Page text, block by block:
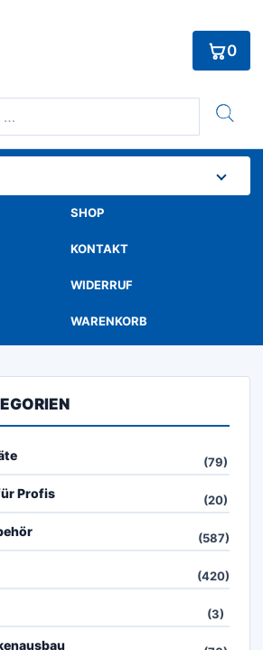
0
SHOP
KONTAKT
WIDERRUF
WARENKORB
(79)
Profis (20)
(587)
(420)
(3)